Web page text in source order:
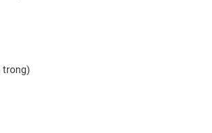
trong)